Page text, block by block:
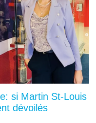
si Martin St-Louis
dévoilés